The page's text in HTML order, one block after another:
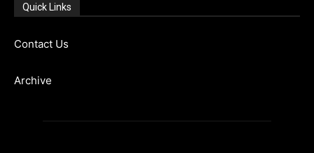
Quick Links
Contact Us
Archive